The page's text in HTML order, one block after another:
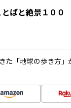
ばと絶景１００
た「地球の歩き方